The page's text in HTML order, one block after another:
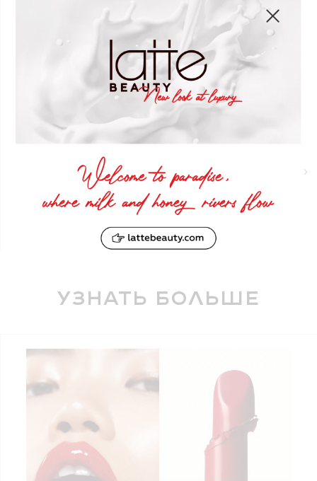
Жидкая губная помада
#03 Trick
КУПИТЬ
Узнать больше